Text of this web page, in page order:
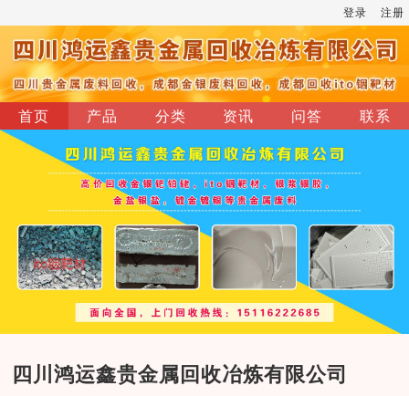
登录 注册
首页 产品 分类 资讯 问答 联系
四川鸿运鑫贵金属回收冶炼有限公司